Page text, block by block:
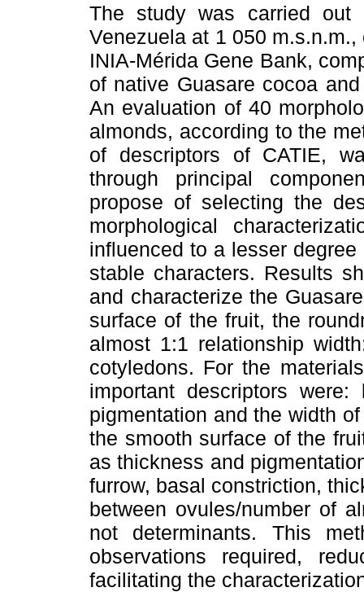
The study was carried out
Venezuela at 1 050
INIA-Mérida Gene Bank,
of native Guasare cocoa
An evaluation of 40
almonds, according to the
of descriptors of CATIE,
through principal
propose of selecting the
morphological
influenced to a lesser
stable characters. Results
and characterize the
surface of the fruit, the
almost 1:1 relationship
cotyledons. For the
important descriptors
pigmentation and the width
the smooth surface of the
as thickness and
furrow, basal constriction,
between ovules/number of
not determinants. This
observations required,
facilitating the